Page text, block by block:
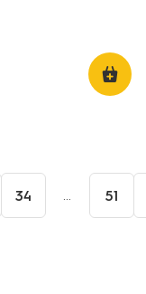
34 ... 51